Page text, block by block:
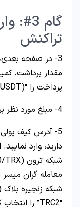
گام
تراکنش
3- در صفحه
مقدار برداشت،
پرداخت را “Tether(USDT)” انتخاب نمایید.
4- مبلغ مورد نظر برای برداشت را، وارد کنید.
5- آدرس کیف
دارید، وارد
معامله گران
“TRC2” را انتخاب کنید.